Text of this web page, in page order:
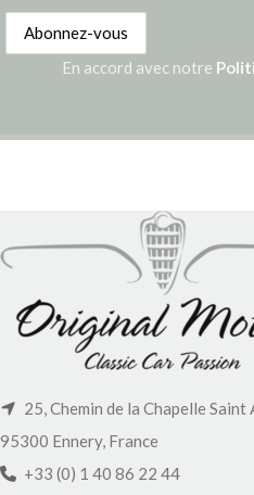
En accord avec notre
25, Chemin de la Chapelle Saint
95300 Ennery, France
+33 (0) 1 40 86 22 44